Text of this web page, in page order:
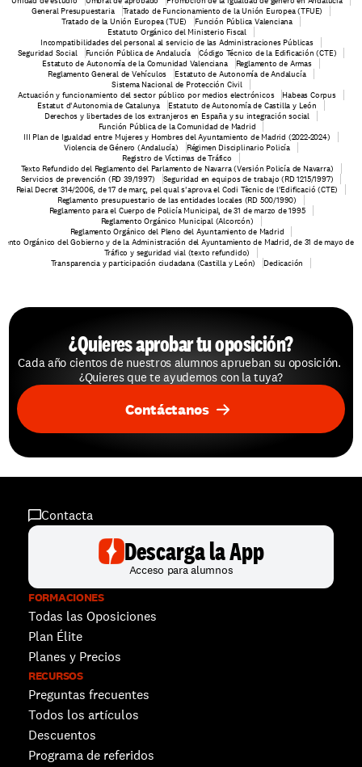
General Presupuestaria
Tratado de Funcionamiento de la Unión Europea (TFUE)
Tratado de la Unión Europea (TUE)
Función Pública Valenciana
Estatuto Orgánico del Ministerio Fiscal
Incompatibilidades del personal al servicio de las Administraciones Públicas
Seguridad Social
Función Pública de Andalucía
Código Técnico de la Edificación (CTE)
Estatuto de Autonomía de la Comunidad Valenciana
Reglamento de Armas
Reglamento General de Vehículos
Estatuto de Autonomía de Andalucía
Sistema Nacional de Protección Civil
Actuación y funcionamiento del sector público por medios electrónicos
Habeas Corpus
Estatut d'Autonomia de Catalunya
Estatuto de Autonomía de Castilla y León
Derechos y libertades de los extranjeros en España y su integración social
Función Pública de la Comunidad de Madrid
III Plan de Igualdad entre Mujeres y Hombres del Ayuntamiento de Madrid (2022-2024)
Violencia de Género (Andalucía)
Régimen Disciplinario Policía
Registro de Víctimas de Tráfico
Texto Refundido del Reglamento del Parlamento de Navarra (Versión Policía de Navarra)
Servicios de prevención (RD 39/1997)
Seguridad en equipos de trabajo (RD 1215/1997)
Reial Decret 314/2006, de 17 de març, pel qual s'aprova el Codi Tècnic de l'Edificació (CTE)
Reglamento presupuestario de las entidades locales (RD 500/1990)
Reglamento para el Cuerpo de Policía Municipal, de 31 de marzo de 1995
Reglamento Orgánico Municipal (Alcorcón)
Reglamento Orgánico del Pleno del Ayuntamiento de Madrid
Orgánico del Gobierno y de la Administración del Ayuntamiento de Madrid, de 31 de mayo de
Tráfico y seguridad vial (texto refundido)
Transparencia y participación ciudadana (Castilla y León)
Dedicación
¿Quieres aprobar tu oposición?
Cada año cientos de nuestros alumnos aprueban su oposición.
¿Quieres que te ayudemos con la tuya?
Contáctanos
FORMACIONES
Todas las Oposiciones
Plan Élite
Planes y Precios
RECURSOS
Preguntas frecuentes
Todos los artículos
Descuentos
Programa de referidos
Contacta
Descarga la App
Acceso para alumnos